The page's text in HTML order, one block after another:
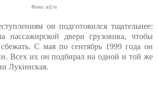
Фото: aif.ru
он подготовился тщательнее:
пассажирской двери грузовика, чтобы
С мая по сентябрь 1999 года он
Всех их он подбирал на одной и той же
Лукинская.